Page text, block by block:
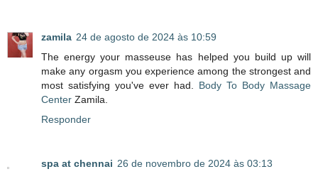
zamila 24 de agosto de 2024 às 10:59
The energy your masseuse has helped you build up will
make any orgasm you experience among the strongest and
most satisfying you've ever had. Body To Body Massage
Center Zamila.
Responder
spa at chennai 26 de novembro de 2024 às 03:13